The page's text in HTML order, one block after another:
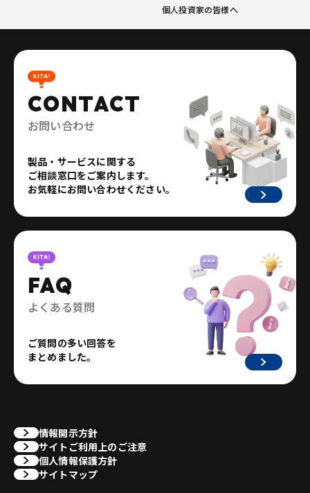
個人投資家の皆様へ
CONTACT
お問い合わせ
製品・サービスに関する
ご相談窓口をご案内します。
お気軽にお問い合わせください。
FAQ
よくある質問
ご質問の多い回答を
まとめました。
情報開示方針
サイトご利用上のご注意
個人情報保護方針
サイトマップ